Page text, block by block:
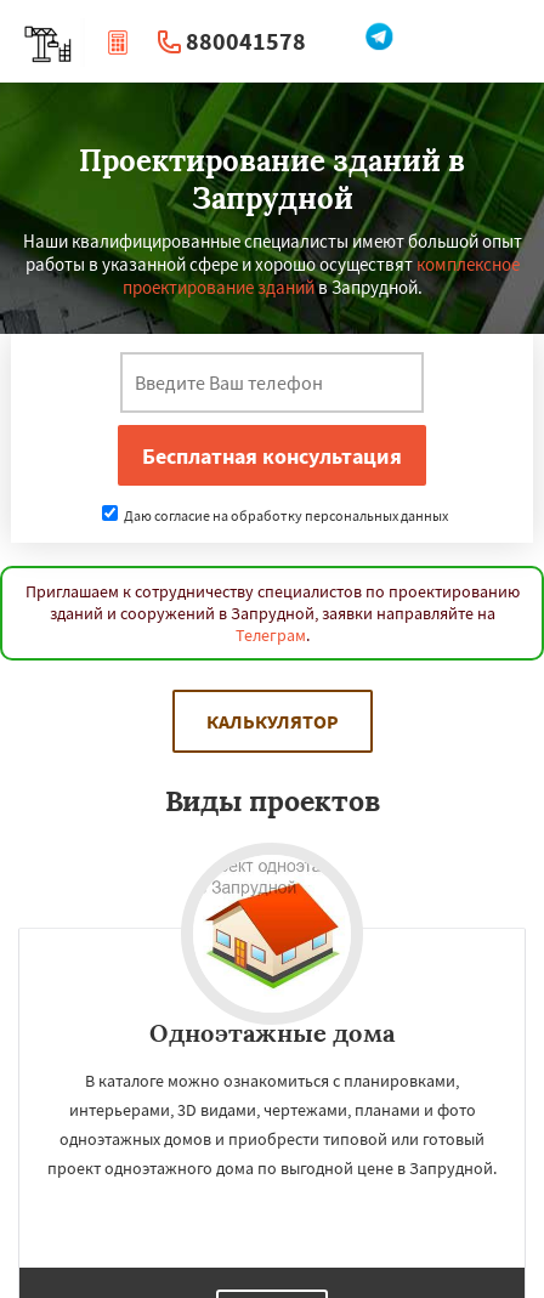
880041578
| Перезвоните мне
Проектирование зданий в
Запрудной
Наши квалифицированные специалисты имеют большой опыт
работы в указанной сфере и хорошо осуществяткомплексное
проектирование зданийв Запрудной.
Даю согласие на обработку персональных данных
Приглашаем к сотрудничеству специалистов по проектированию
зданий и сооружений в Запрудной, заявки направляйте на
Телеграм.
КАЛЬКУЛЯТОР
Виды проектов
Одноэтажные дома
В каталоге можно ознакомиться с планировками,
интерьерами, 3D видами, чертежами, планами и фото
одноэтажных домов и приобрести типовой или готовый
проект одноэтажного дома по выгодной цене в Запрудной.